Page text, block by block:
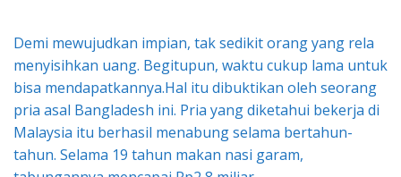
Demi mewujudkan impian, tak sedikit orang yang rela
menyisihkan uang. Begitupun, waktu cukup lama untuk
bisa mendapatkannya.Hal itu dibuktikan oleh seorang
pria asal Bangladesh ini. Pria yang diketahui bekerja di
Malaysia itu berhasil menabung selama bertahun-
tahun. Selama 19 tahun makan nasi garam,